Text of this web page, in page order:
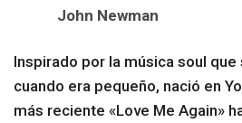
John Newman
Inspirado por la música soul
cuando era pequeño, nació en
más reciente «Love Me Again»